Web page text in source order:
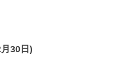
30日)